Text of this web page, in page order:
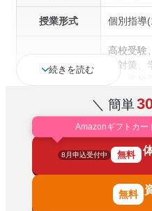
授業形式 個別指導
通塾の目的
高校受験
点対策
塾の特徴
季節講習
レットを
科目 国語、算
続きを読む
＼ 簡単
Amazonギフトカー
8月申込受付中 無料